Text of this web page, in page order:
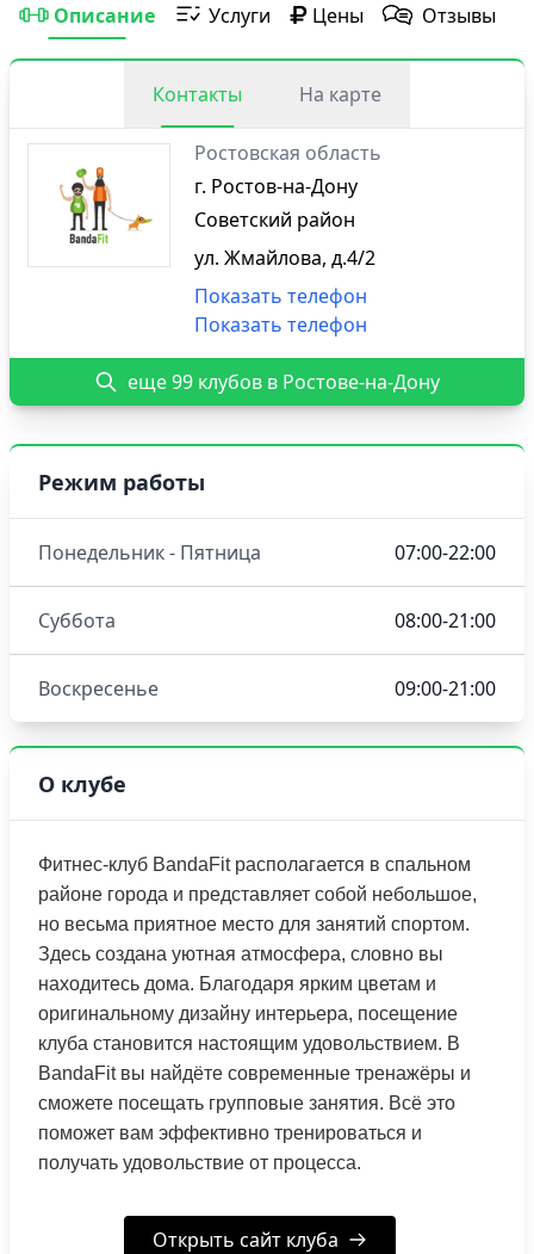
Описание Услуги Цены Отзывы
О клубе
Фитнес-клуб BandaFit располагается в спальном
районе города и представляет собой небольшое,
но весьма приятное место для занятий спортом.
Здесь создана уютная атмосфера, словно вы
находитесь дома. Благодаря ярким цветам и
оригинальному дизайну интерьера, посещение
клуба становится настоящим удовольствием. В
BandaFit вы найдёте современные тренажёры и
сможете посещать групповые занятия. Всё это
поможет вам эффективно тренироваться и
получать удовольствие от процесса.
Открыть сайт клуба
Контакты На карте
Ростовская область
г. Ростов-на-Дону
Советский район
ул. Жмайлова, д.4/2
Показать телефон
Показать телефон
еще 99 клубов в Ростове-на-Дону
Режим работы
Понедельник - Пятница 07:00-22:00
Суббота 08:00-21:00
Воскресенье 09:00-21:00